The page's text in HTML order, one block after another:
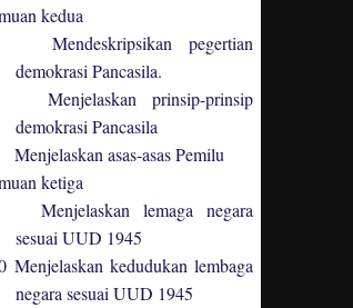
kedua
Mendeskripsikan pegertian
demokrasi Pancasila.
Menjelaskan prinsip-prinsip
demokrasi Pancasila
asas-asas Pemilu
ketiga
Menjelaskan lemaga negara
sesuai UUD 1945
Menjelaskan kedudukan lembaga
negara sesuai UUD 1945